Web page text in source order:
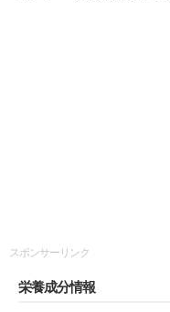
スポンサーリンク
栄養成分情報